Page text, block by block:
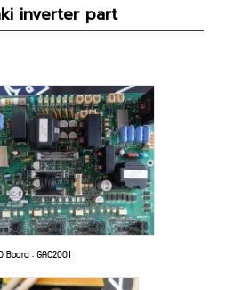
inverter part
Board : GAC2001